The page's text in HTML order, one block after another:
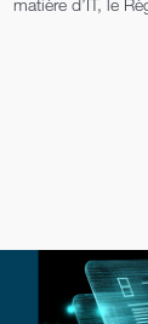
matière d’IT, le